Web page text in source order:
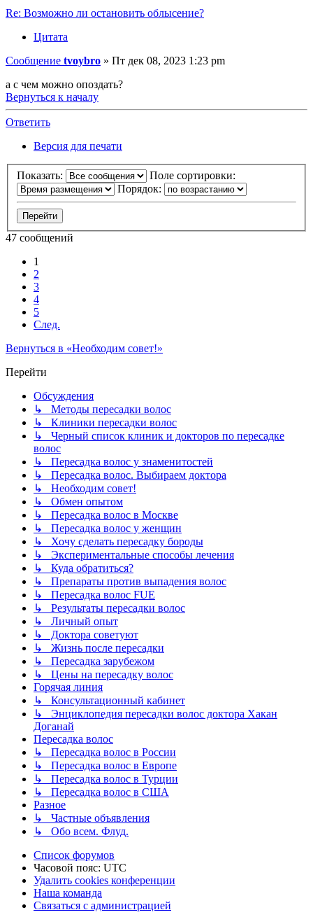
Re: Возможно ли остановить облысение?
Цитата
Сообщение tvoybro » Пт дек 08, 2023 1:23 pm
а с чем можно опоздать?
Вернуться к началу
Ответить
Версия для печати
Показать:
Поле сортировки:
Порядок:
47 сообщений
1
2
3
4
5
След.
Вернуться в «Необходим совет!»
Перейти
Обсуждения
↳ Методы пересадки волос
↳ Клиники пересадки волос
↳ Черный список клиник и докторов по пересадке
волос
↳ Пересадка волос у знаменитостей
↳ Пересадка волос. Выбираем доктора
↳ Необходим совет!
↳ Обмен опытом
↳ Пересадка волос в Москве
↳ Пересадка волос у женщин
↳ Хочу сделать пересадку бороды
↳ Экспериментальные способы лечения
↳ Куда обратиться?
↳ Препараты против выпадения волос
↳ Пересадка волос FUE
↳ Результаты пересадки волос
↳ Личный опыт
↳ Доктора советуют
↳ Жизнь после пересадки
↳ Пересадка зарубежом
↳ Цены на пересадку волос
Горячая линия
↳ Консультационный кабинет
↳ Энциклопедия пересадки волос доктора Хакан
Доганай
Пересадка волос
↳ Пересадка волос в России
↳ Пересадка волос в Европе
↳ Пересадка волос в Турции
↳ Пересадка волос в США
Разное
↳ Частные объявления
↳ Обо всем. Флуд.
Список форумов
Часовой пояс: UTC
Удалить cookies конференции
Наша команда
Связаться с администрацией